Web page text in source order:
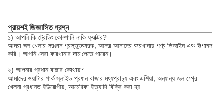
প্রায়শই জিজ্ঞাসিত প্রশ্ন
১) আপনি কি ট্রেডিং কোম্পানি নাকি ফ্যাক্টর?
আমরা জল খেলার সরঞ্জাম প্রস্তুতকারক, আমরা আমাদের কারখানায় পণ্য ডিজাইন এবং উত্পাদন
করি। আপনি সেরা কারখানার দাম পেতে পারেন।
২) আপনার প্রধান বাজার কোথায়?
আমাদের ওয়াটার পার্ক স্লাইড প্রধান বাজার মধ্যপ্রাচ্য এবং এশিয়া, অন্যান্য জল স্প্রে
খেলনা প্রধানত ইউরোপীয়, আমেরিকা ইত্যাদি বিক্রি করা হয়